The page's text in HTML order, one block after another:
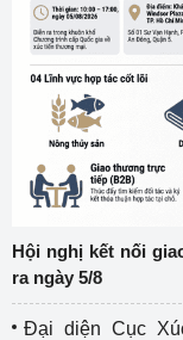
Hội nghị kết nối
ra ngày 5/8
Đại diện Cục